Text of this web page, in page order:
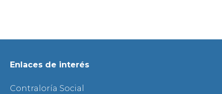
Enlaces de interés
Contraloría Social